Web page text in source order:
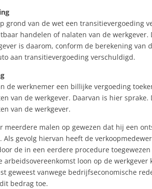
grond van de wet een transitievergoeding
handelen of nalaten van de
is daarom, conform de berekening
aan transitievergoeding verschuldigd.
de werknemer een billijke vergoeding
van de werkgever. Daarvan is hier
van de werkgever.
meerdere malen op gewezen dat hij een
gevolg hiervan heeft de
de in een eerdere procedure
arbeidsovereenkomst loon op de
geweest vanwege bedrijfseconomische
bedrag toe.